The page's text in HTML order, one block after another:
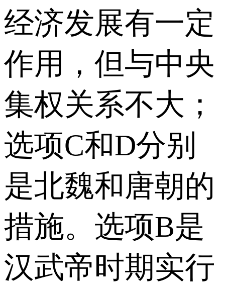
经济发展有一定
作用，但与中央
集权关系不大；
选项C和D分别
是北魏和唐朝的
措施。选项B是
汉武帝时期实行